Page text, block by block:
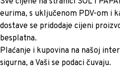
eurima, s uključenom PDV-om i
dostave se pridodaje cijeni
besplatna.
Plaćanje i kupovina na našoj
sigurna, a Vaši se podaci čuvaju.